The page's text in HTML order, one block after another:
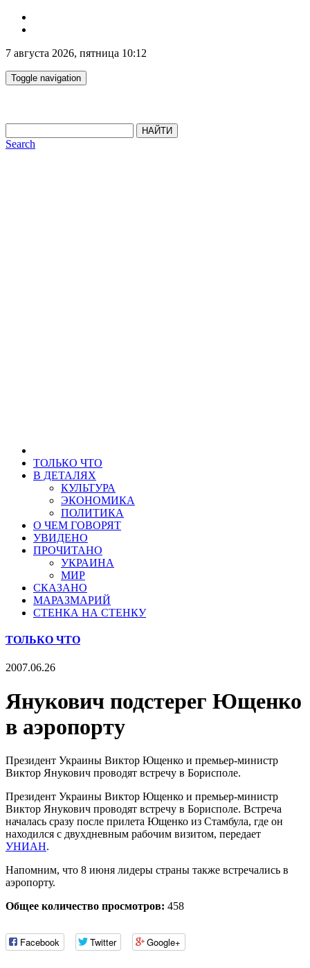
7 августа 2026, пятница 10:12
Toggle navigation
НАЙТИ
Search
ТОЛЬКО ЧТО
В ДЕТАЛЯХ
КУЛЬТУРА
ЭКОНОМИКА
ПОЛИТИКА
О ЧЕМ ГОВОРЯТ
УВИДЕНО
ПРОЧИТАНО
УКРАИНА
МИР
СКАЗАНО
МАРАЗМАРИЙ
СТЕНКА НА СТЕНКУ
ТОЛЬКО ЧТО
2007.06.26
Янукович подстерег Ющенко
в аэропорту
Президент Украины Виктор Ющенко и премьер-министр
Виктор Янукович проводят встречу в Борисполе.
Президент Украины Виктор Ющенко и премьер-министр
Виктор Янукович проводят встречу в Борисполе. Встреча
началась сразу после прилета Ющенко из Стамбула, где он
находился с двухдневным рабочим визитом, передает
УНИАН.
Напомним, что 8 июня лидеры страны также встречались в
аэропорту.
Общее количество просмотров: 458
Facebook Twitter Google+